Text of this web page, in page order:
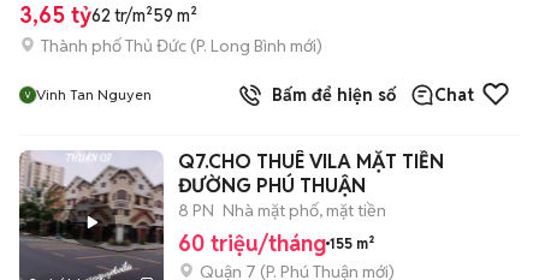
3,65 tỷ62 tr/m²59 m²
Thành phố Thủ Đức (P. Long Bình mới)
Vinh Tan Nguyen Bấm để hiện số Chat
Q7.CHO THUÊ VILA MẶT TIỀN
ĐƯỜNG PHÚ THUẬN
8 PN Nhà mặt phố, mặt tiền
60 triệu/tháng 155 m²
Quận 7 (P. Phú Thuận mới)